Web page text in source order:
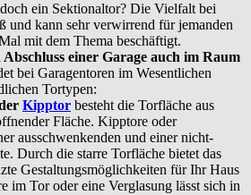
ein Sektionaltor? Die Vielfalt bei
und kann sehr verwirrend für jemanden
mit dem Thema beschäftigt.
einer Garage auch im Raum
bei Garagentoren im Wesentlichen
Tortypen:
Kipptor besteht die Torfläche aus
Fläche. Kipptore oder
ausschwenkenden und einer nicht-
Durch die starre Torfläche bietet das
Gestaltungsmöglichkeiten für Ihr Haus
im Tor oder eine Verglasung lässt sich in